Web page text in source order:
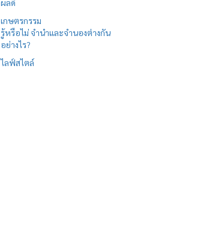
ผลดี
เกษตรกรรม
รู้หรือไม่ จำนำและจำนองต่างกัน
อย่างไร?
ไลฟ์สไตล์